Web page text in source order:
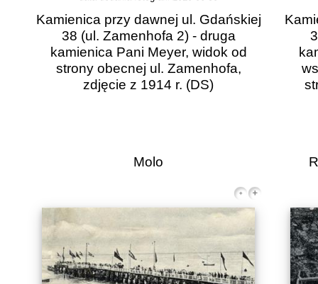
Kamienica przy dawnej ul. Gdańskiej
38 (ul. Zamenhofa 2) - druga
kamienica Pani Meyer, widok od
strony obecnej ul. Zamenhofa,
zdjęcie z 1914 r. (DS)
Molo